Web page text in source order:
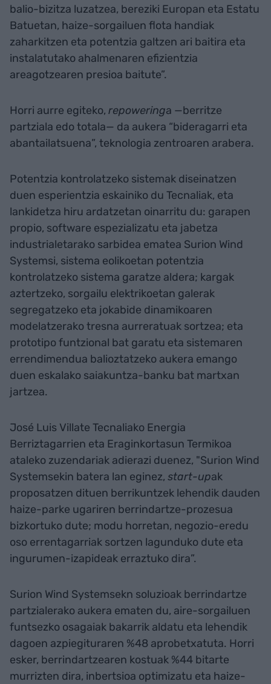
balio-bizitza luzatzea, bereziki Europan eta Estatu
Batuetan, haize-sorgailuen flota handiak
zaharkitzen eta potentzia galtzen ari baitira eta
instalatutako ahalmenaren efizientzia
areagotzearen presioa baitute”.
Horri aurre egiteko, repoweringa —berritze
partziala edo totala— da aukera “bideragarri eta
abantailatsuena”, teknologia zentroaren arabera.
Potentzia kontrolatzeko sistemak diseinatzen
duen esperientzia eskainiko du Tecnaliak, eta
lankidetza hiru ardatzetan oinarritu du: garapen
propio, software espezializatu eta jabetza
industrialetarako sarbidea ematea Surion Wind
Systemsi, sistema eolikoetan potentzia
kontrolatzeko sistema garatze aldera; kargak
aztertzeko, sorgailu elektrikoetan galerak
segregatzeko eta jokabide dinamikoaren
modelatzerako tresna aurreratuak sortzea; eta
prototipo funtzional bat garatu eta sistemaren
errendimendua balioztatzeko aukera emango
duen eskalako saiakuntza-banku bat martxan
jartzea.
José Luis Villate Tecnaliako Energia
Berriztagarrien eta Eraginkortasun Termikoa
ataleko zuzendariak adierazi duenez, "Surion Wind
Systemsekin batera lan eginez, start-upak
proposatzen dituen berrikuntzek lehendik dauden
haize-parke ugariren berrindartze-prozesua
bizkortuko dute; modu horretan, negozio-eredu
oso errentagarriak sortzen lagunduko dute eta
ingurumen-izapideak erraztuko dira”.
Surion Wind Systemsekn soluzioak berrindartze
partzialerako aukera ematen du, aire-sorgailuen
funtsezko osagaiak bakarrik aldatu eta lehendik
dagoen azpiegituraren %48 aprobetxatuta. Horri
esker, berrindartzearen kostuak %44 bitarte
murrizten dira, inbertsioa optimizatu eta haize-